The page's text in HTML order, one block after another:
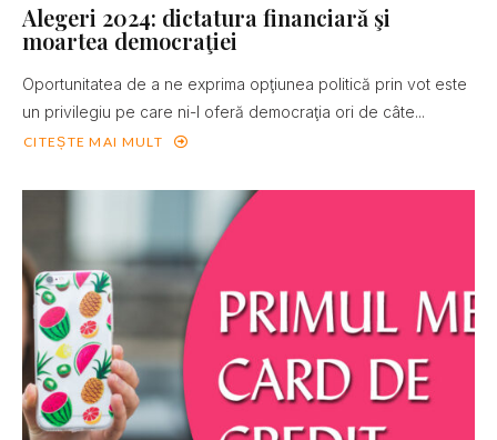
Alegeri 2024: dictatura financiară şi
moartea democraţiei
Oportunitatea de a ne exprima opţiunea politică prin vot este
un privilegiu pe care ni-l oferă democraţia ori de câte...
CITEȘTE MAI MULT